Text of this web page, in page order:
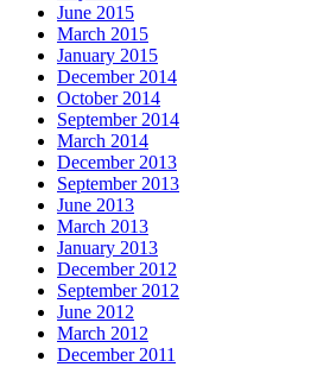
June 2015
March 2015
January 2015
December 2014
October 2014
September 2014
March 2014
December 2013
September 2013
June 2013
March 2013
January 2013
December 2012
September 2012
June 2012
March 2012
December 2011